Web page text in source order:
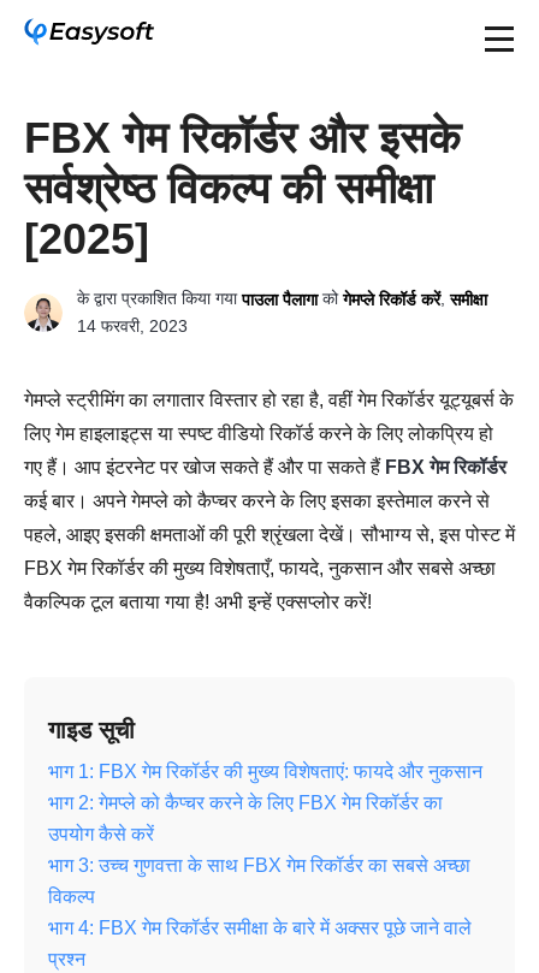
FBX गेम रिकॉर्डर और इसके
सर्वश्रेष्ठ विकल्प की समीक्षा
[2025]
के द्वारा प्रकाशित किया गयापाउला पैलागाकोगेमप्ले रिकॉर्ड करें,समीक्षा
14 फरवरी, 2023
गेमप्ले स्ट्रीमिंग का लगातार विस्तार हो रहा है, वहीं गेम रिकॉर्डर यूट्यूबर्स के
लिए गेम हाइलाइट्स या स्पष्ट वीडियो रिकॉर्ड करने के लिए लोकप्रिय हो
गए हैं। आप इंटरनेट पर खोज सकते हैं और पा सकते हैं FBX गेम रिकॉर्डर
कई बार। अपने गेमप्ले को कैप्चर करने के लिए इसका इस्तेमाल करने से
पहले, आइए इसकी क्षमताओं की पूरी श्रृंखला देखें। सौभाग्य से, इस पोस्ट में
FBX गेम रिकॉर्डर की मुख्य विशेषताएँ, फायदे, नुकसान और सबसे अच्छा
वैकल्पिक टूल बताया गया है! अभी इन्हें एक्सप्लोर करें!
गाइड सूची
भाग 1: FBX गेम रिकॉर्डर की मुख्य विशेषताएं: फायदे और नुकसान
भाग 2: गेमप्ले को कैप्चर करने के लिए FBX गेम रिकॉर्डर का
उपयोग कैसे करें
भाग 3: उच्च गुणवत्ता के साथ FBX गेम रिकॉर्डर का सबसे अच्छा
विकल्प
भाग 4: FBX गेम रिकॉर्डर समीक्षा के बारे में अक्सर पूछे जाने वाले
प्रश्न